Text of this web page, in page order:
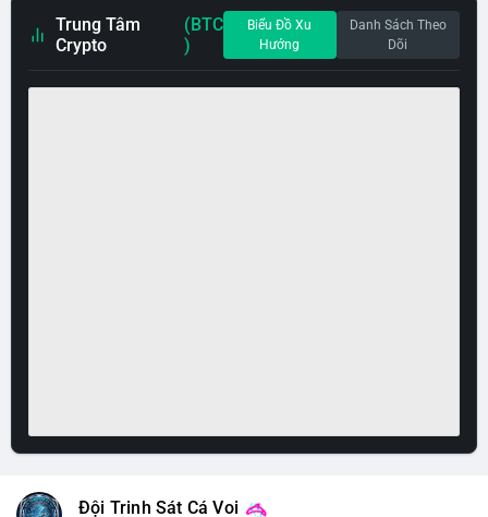
Trung Tâm
Crypto
(BTC
)
Biểu Đồ Xu
Hướng
Danh Sách Theo
Dõi
Đội Trinh Sát Cá Voi